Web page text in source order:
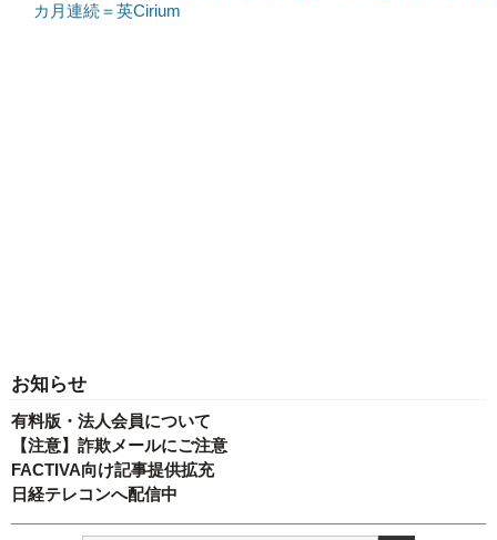
カ月連続＝英Cirium
お知らせ
有料版・法人会員について
【注意】詐欺メールにご注意
FACTIVA向け記事提供拡充
日経テレコンへ配信中